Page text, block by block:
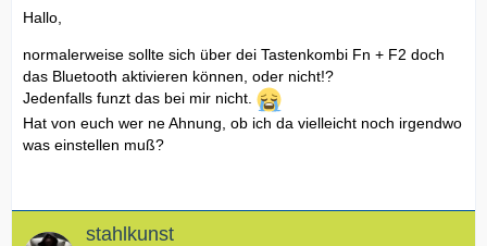
Hallo,
normalerweise sollte sich über dei Tastenkombi Fn + F2 doch
das Bluetooth aktivieren können, oder nicht!?
Jedenfalls funzt das bei mir nicht.
Hat von euch wer ne Ahnung, ob ich da vielleicht noch irgendwo
was einstellen muß?
stahlkunst